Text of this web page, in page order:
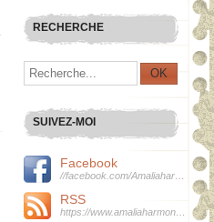
RECHERCHE
SUIVEZ-MOI
Facebook
RSS